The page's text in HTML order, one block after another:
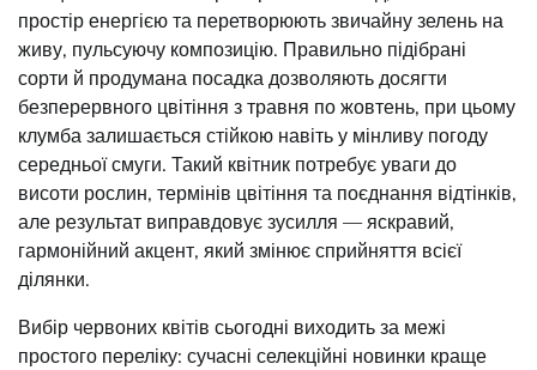
простір енергією та перетворюють звичайну зелень на
живу, пульсуючу композицію. Правильно підібрані
сорти й продумана посадка дозволяють досягти
безперервного цвітіння з травня по жовтень, при цьому
клумба залишається стійкою навіть у мінливу погоду
середньої смуги. Такий квітник потребує уваги до
висоти рослин, термінів цвітіння та поєднання відтінків,
але результат виправдовує зусилля — яскравий,
гармонійний акцент, який змінює сприйняття всієї
ділянки.
Вибір червоних квітів сьогодні виходить за межі
простого переліку: сучасні селекційні новинки краще